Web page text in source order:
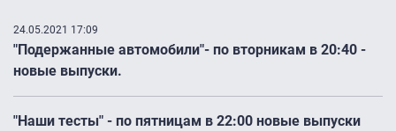
24.05.2021 17:09
"Подержанные автомобили"- по вторникам в 20:40 -
новые выпуски.
"Наши тесты" - по пятницам в 22:00 новые выпуски